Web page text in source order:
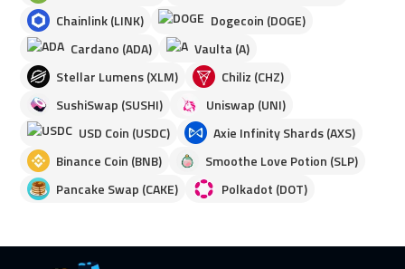
Chainlink (LINK)
Dogecoin (DOGE)
Cardano (ADA)
Vaulta (A)
Stellar Lumens (XLM)
Chiliz (CHZ)
SushiSwap (SUSHI)
Uniswap (UNI)
USD Coin (USDC)
Axie Infinity Shards (AXS)
Binance Coin (BNB)
Smoothe Love Potion (SLP)
Pancake Swap (CAKE)
Polkadot (DOT)